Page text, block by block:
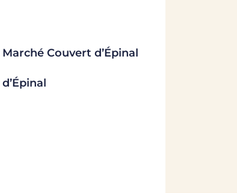
Couvert d’Épinal